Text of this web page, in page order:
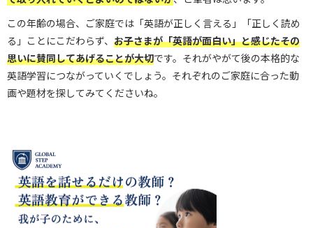
この年齢の場合、ご家庭では「英語が正しく言える」「正しく読め
る」ことにこだわらず、 お子さまが「英語が面白い」と感じたその
思いに賛同してあげることが大切です。それがやがて後の本格的な
英語学習につながっていくでしょう。それぞれのご家庭に合った動
画や題材を探してみてくださいね。